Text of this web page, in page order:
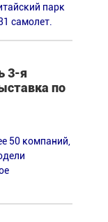
парк
самолет.
3-я
по
50 компаний,